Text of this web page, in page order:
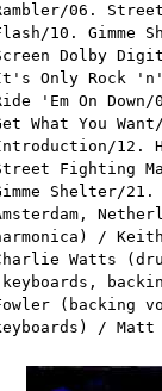
06.
10. Gimme
Dolby
Only Rock
'Em On
What You
12.
Fighting
Shelter/
/
Watts
(backing
/